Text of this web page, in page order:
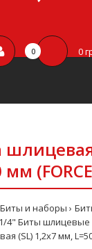
0 0
шлицевая
Биты и наборы
1/4" Биты шлицевые
(SL) 1,2х7 мм,